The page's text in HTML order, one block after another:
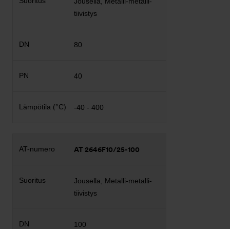
tiivistys
80
40
-40 - 400
AT 2646F10/25-100
Jousella, Metalli-metalli-
tiivistys
100